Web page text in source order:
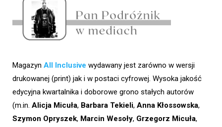
Magazyn All Inclusive wydawany jest zarówno w wersji
drukowanej (print) jak i w postaci cyfrowej. Wysoka jakość
edycyjna kwartalnika i doborowe grono stałych autorów
(m.in. Alicja Micuła, Barbara Tekieli, Anna Kłossowska,
Szymon Opryszek, Marcin Wesoły, Grzegorz Micuła,